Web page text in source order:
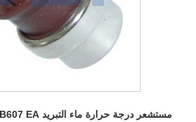
مستشعر درجة حرارة ماء التبريد 95VW 8B607 EA